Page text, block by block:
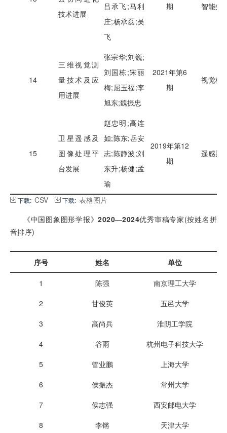
技术进展
吕承飞;马利
庄;杨承磊;吴
飞
期 智能生
14
三维视觉测
量技术及应
用进展
张宗华;刘巍;
刘国栋;宋丽
梅;屈玉福;李
旭东;魏振忠
2021年第6
期
视觉检
15
卫星遥感及
图像处理平
台发展
赵忠明;高连
如;陈东;岳安
志;陈静波;刘
东升;杨健;孟
瑜
2019年第12
期
遥感图
下载: CSV 下载: 表格图片
《中国图象图形学报》2020—2024优秀审稿专家(按姓名拼
音排序)
序号 姓名 单位
1 陈强
南京理工大学
2
甘俊英
五邑大学
3
高尚兵
淮阴工学院
4
谷雨
杭州电子科技大学
5
管业鹏
上海大学
6
侯振杰
常州大学
7
侯志强
西安邮电大学
8
李锵
天津大学